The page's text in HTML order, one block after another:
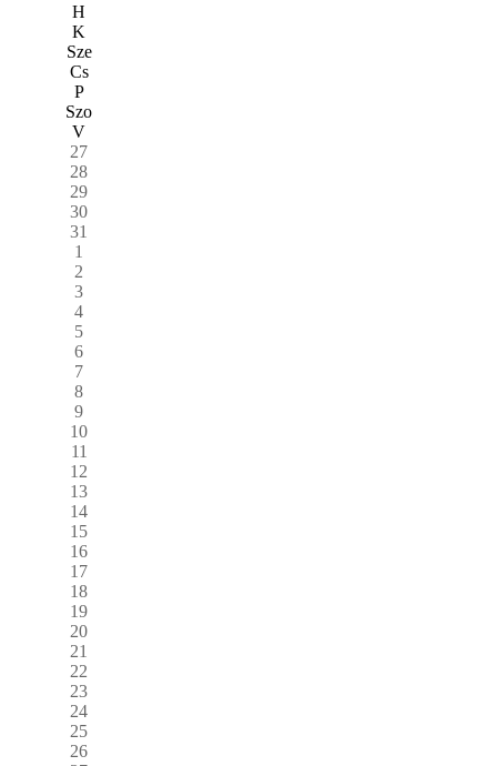
H
K
Sze
Cs
P
Szo
V
27
28
29
30
31
1
2
3
4
5
6
7
8
9
10
11
12
13
14
15
16
17
18
19
20
21
22
23
24
25
26